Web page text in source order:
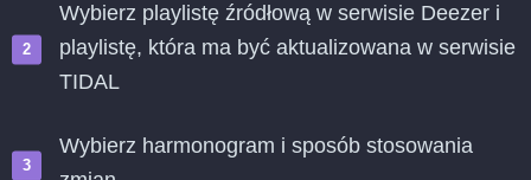
Wybierz playlistę źródłową w serwisie Deezer i
playlistę, która ma być aktualizowana w serwisie
TIDAL
Wybierz harmonogram i sposób stosowania